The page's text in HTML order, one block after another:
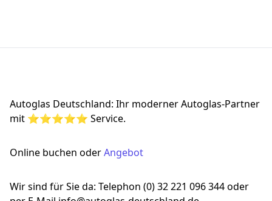
Autoglas Deutschland: Ihr moderner Autoglas-Partner
mit ⭐⭐⭐⭐⭐ Service.
Online buchen oderAngebot
Wir sind für Sie da: Telephon (0) 32 221 096 344 oder